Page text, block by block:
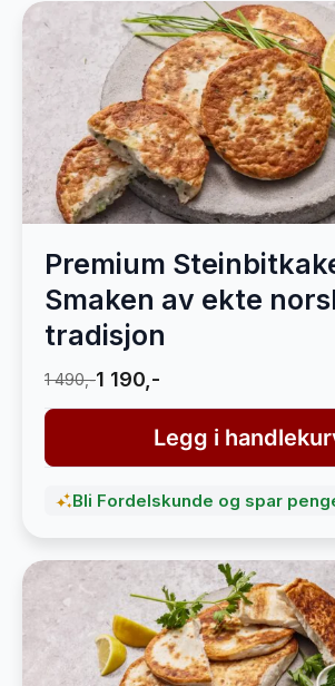
Premium
Smaken av ekte
tradisjon
1 490,-1 190,-
Legg i
Bli Fordelskunde og spar